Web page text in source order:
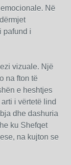
Në
pafund i
vizuale. Një
na fton të
e heshtjes
i vërtetë lind
dhe dashuria
ku Shefqet
na kujton se